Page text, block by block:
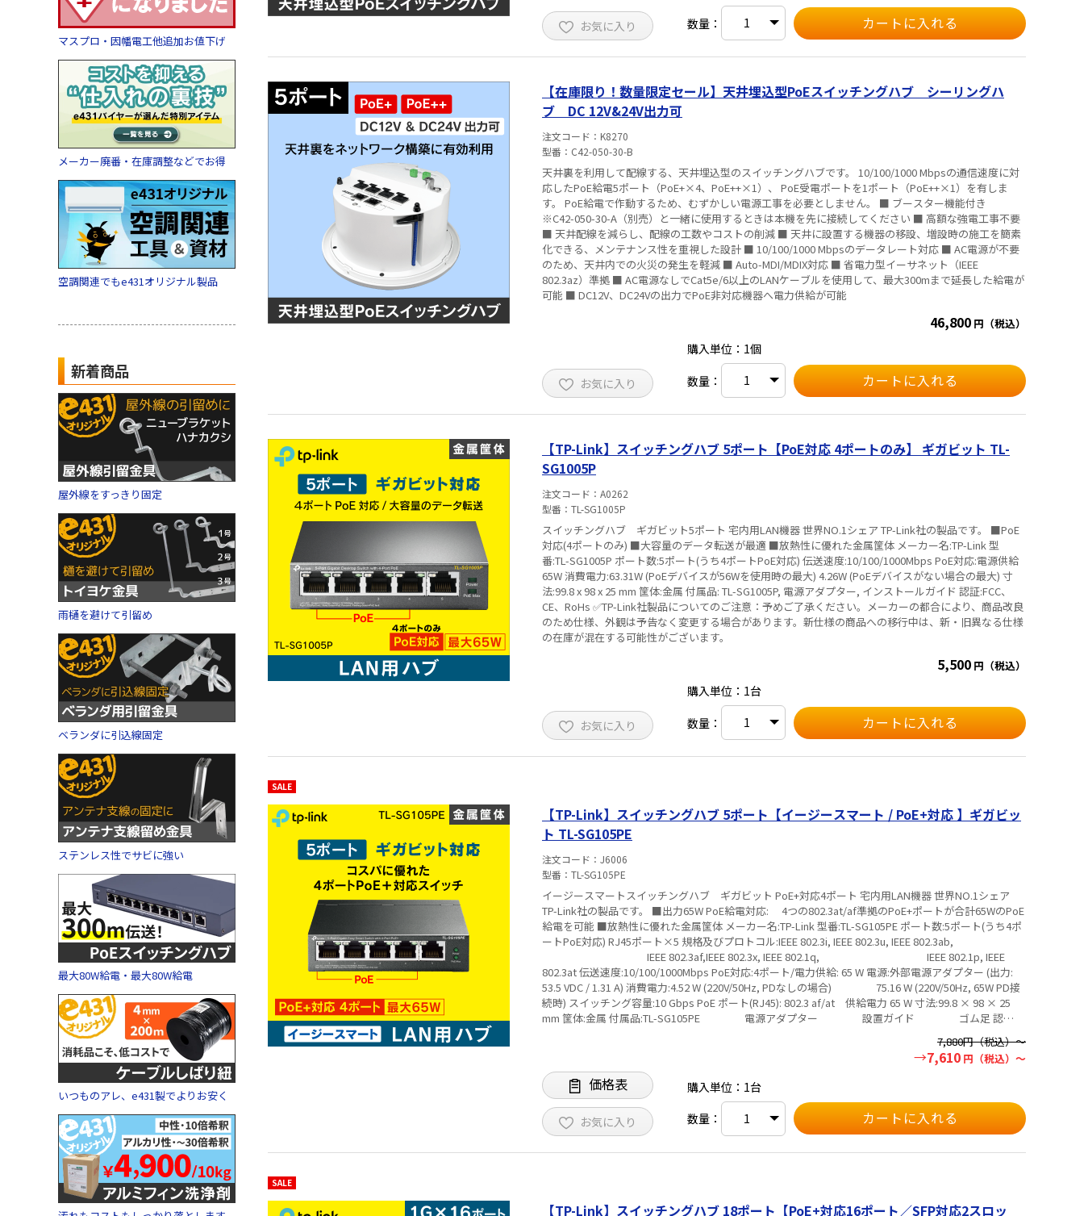
マスプロ・因幡電工他追加お値下げ
メーカー廃番・在庫調整などでお得
空調関連でもe431オリジナル製品
新着商品
屋外線をすっきり固定
雨樋を避けて引留め
ベランダに引込線固定
ステンレス性でサビに強い
最大80W給電・最大80W給電
いつものアレ、e431製でよりお安く
お気に入り
数量：
【在庫限り！数量限定セール】天井埋込型PoEスイッチングハブ シーリングハ
ブ DC 12V&24V出力可
注文コード
K8270
型番
C42-050-30-B
天井裏を利用して配線する、天井埋込型のスイッチングハブです。 10/100/1000 Mbpsの通信速度に対
応したPoE給電5ポート（PoE+×4、PoE++×1）、 PoE受電ポートを1ポート（PoE++×1）を有しま
す。 PoE給電で作動するため、むずかしい電源工事を必要としません。 ■ ブースター機能付き
※C42-050-30-A（別売）と一緒に使用するときは本機を先に接続してください ■ 高額な強電工事不要
■ 天井配線を減らし、配線の工数やコストの削減 ■ 天井に設置する機器の移設、増設時の施工を簡素
化できる、メンテナンス性を重視した設計 ■ 10/100/1000 Mbpsのデータレート対応 ■ AC電源が不要
のため、天井内での火災の発生を軽減 ■ Auto-MDI/MDIX対応 ■ 省電力型イーサネット（IEEE
802.3az）準拠 ■ AC電源なしでCat5e/6以上のLANケーブルを使用して、最大300mまで延長した給電が
可能 ■ DC12V、DC24Vの出力でPoE非対応機器へ電力供給が可能
46,800 円（税込）
お気に入り
購入単位：1個
数量：
【TP-Link】スイッチングハブ 5ポート【PoE対応 4ポートのみ】 ギガビット TL-
SG1005P
注文コード
A0262
型番
TL-SG1005P
スイッチングハブ ギガビット5ポート 宅内用LAN機器 世界NO.1シェア TP-Link社の製品です。 ■PoE
対応(4ポートのみ) ■大容量のデータ転送が最適 ■放熱性に優れた金属筐体 メーカー名:TP-Link 型
番:TL-SG1005P ポート数:5ポート(うち4ポートPoE対応) 伝送速度:10/100/1000Mbps PoE対応:電源供給
65W 消費電力:63.31W (PoEデバイスが56Wを使用時の最大) 4.26W (PoEデバイスがない場合の最大) 寸
法:99.8 x 98 x 25 mm 筐体:金属 付属品: TL-SG1005P, 電源アダプター, インストールガイド 認証:FCC、
CE、RoHs ✅TP-Link社製品についてのご注意：予めご了承ください。メーカーの都合により、商品改良
のため仕様、外観は予告なく変更する場合があります。新仕様の商品への移行中は、新・旧異なる仕様
の在庫が混在する可能性がございます。
5,500 円（税込）
お気に入り
購入単位：1台
数量：
SALE
【TP-Link】スイッチングハブ 5ポート【イージースマート / PoE+対応 】ギガビッ
ト TL-SG105PE
注文コード
J6006
型番
TL-SG105PE
イージースマートスイッチングハブ ギガビット PoE+対応4ポート 宅内用LAN機器 世界NO.1シェア
TP-Link社の製品です。 ■出力65W PoE給電対応: 4つの802.3at/af準拠のPoE+ポートが合計65WのPoE
給電を可能 ■放熱性に優れた金属筐体 メーカー名:TP-Link 型番:TL-SG105PE ポート数:5ポート(うち4ポ
ートPoE対応) RJ45ポート×5 規格及びプロトコル:IEEE 802.3i, IEEE 802.3u, IEEE 802.3ab,
IEEE 802.3af,IEEE 802.3x, IEEE 802.1q, IEEE 802.1p, IEEE
802.3at 伝送速度:10/100/1000Mbps PoE対応:4ポート/電力供給: 65 W 電源:外部電源アダプター (出力:
53.5 VDC / 1.31 A) 消費電力:4.52 W (220V/50Hz, PDなしの場合) 75.16 W (220V/50Hz, 65W PD接
続時) スイッチング容量:10 Gbps PoE ポート(RJ45): 802.3 af/at 供給電力 65 W 寸法:99.8 × 98 × 25
mm 筐体:金属 付属品:TL-SG105PE 電源アダプター 設置ガイド ゴム足 認
仕様、外観は予告なく変更する場合があります。新仕様の商品への移行中は、新・旧異なる仕様の在庫
が混在する可能性がございます。
7,880円（税込）～
7,610 円（税込）～
価格表
お気に入り
購入単位：1台
数量：
SALE
【TP-Link】スイッチングハブ 18ポート【PoE+対応16ポート／SFP対応2スロッ